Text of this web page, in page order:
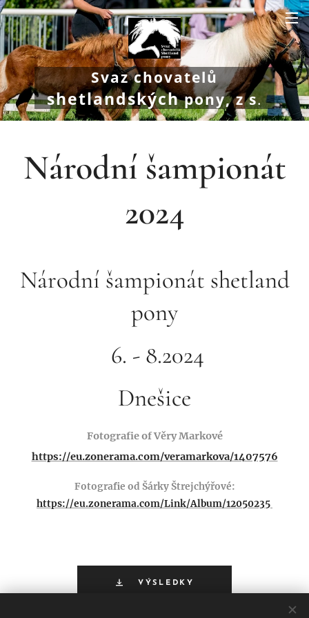
Svaz chovatelů
shetlandskýchpony, z s.
Národní šampionát
2024
Národní šampionát shetland
pony
6. - 8.2024
Dnešice
Fotografie of Věry Markové
https://eu.zonerama.com/veramarkova/1407576
Fotografie od Šárky Štrejchýřové:
https://eu.zonerama.com/Link/Album/12050235
VÝSLEDKY